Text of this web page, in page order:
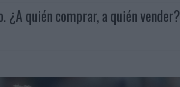
¿A quién comprar, a quién vender?